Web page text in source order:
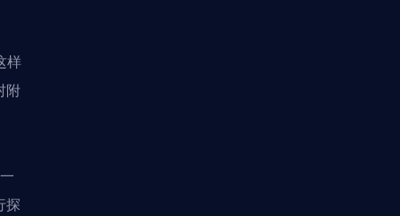
样
附
探